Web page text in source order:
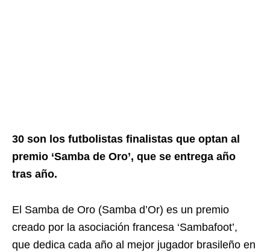
30 son los futbolistas finalistas que optan al
premio ‘Samba de Oro’, que se entrega año
tras año.
El Samba de Oro (Samba d’Or) es un premio
creado por la asociación francesa ‘Sambafoot’,
que dedica cada año al mejor jugador brasileño en